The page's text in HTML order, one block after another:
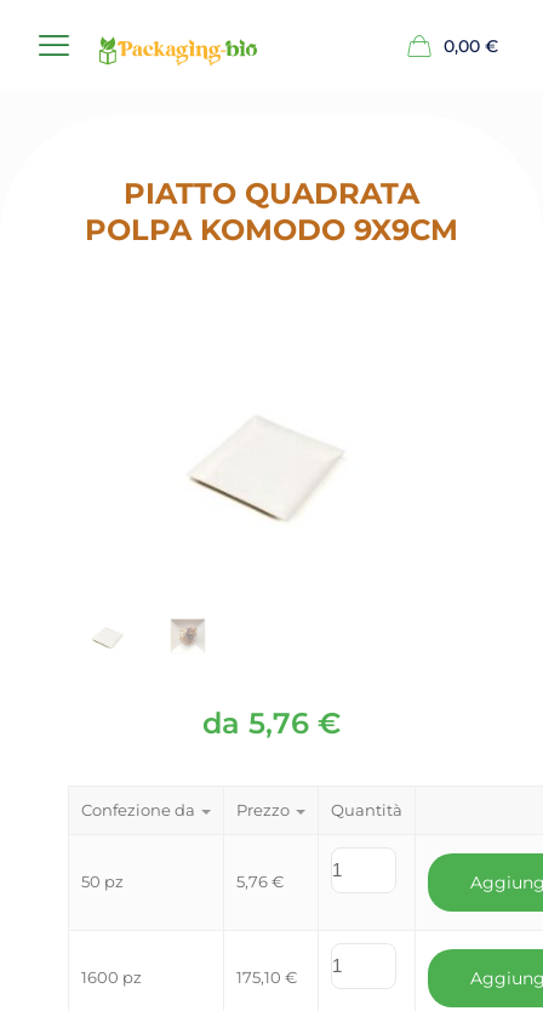
0,00 €
PIATTO QUADRATA
POLPA KOMODO 9X9CM
da 5,76 €
Confezione da Prezzo Quantità
50 pz 5,76€
1600 pz 175,10 €